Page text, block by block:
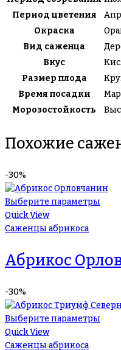
Период цветения
Окраска
Вид саженца
Вкус
Размер плода
Время посадки
Морозостойкость
Похожие
-30%
Выберите параметры
Quick View
Саженцы абрикоса
Абрикос
-30%
Выберите параметры
Quick View
Саженцы абрикоса